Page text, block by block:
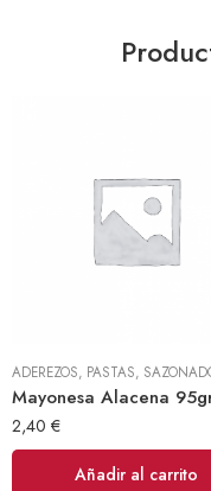
Mayonesa Alacena
2,40 €
Añadir al carrito